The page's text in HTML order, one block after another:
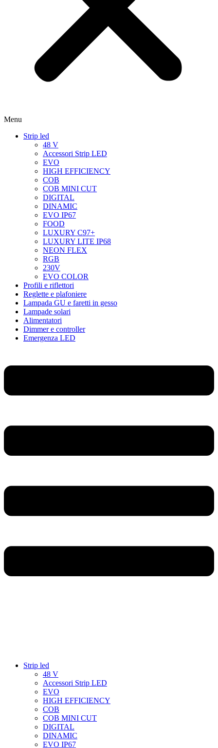
Menu
Strip led
48 V
Accessori Strip LED
EVO
HIGH EFFICIENCY
COB
COB MINI CUT
DIGITAL
DINAMIC
EVO IP67
FOOD
LUXURY C97+
LUXURY LITE IP68
NEON FLEX
RGB
230V
EVO COLOR
Profili e riflettori
Reglette e plafoniere
Lampada GU e faretti in gesso
Lampade solari
Alimentatori
Dimmer e controller
Emergenza LED
Strip led
48 V
Accessori Strip LED
EVO
HIGH EFFICIENCY
COB
COB MINI CUT
DIGITAL
DINAMIC
EVO IP67